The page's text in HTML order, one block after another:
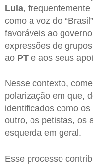
Lula,
como a voz do
favoráveis ao
expressões de
ao PT e aos seus
Nesse contexto,
polarização em que,
identificados como
outro, os petistas, os
esquerda em geral.
Esse processo